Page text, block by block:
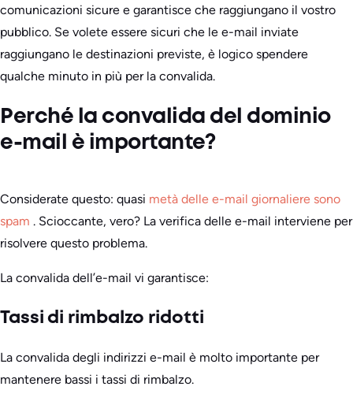
comunicazioni sicure e garantisce che raggiungano il vostro
pubblico. Se volete essere sicuri che le e-mail inviate
raggiungano le destinazioni previste, è logico spendere
qualche minuto in più per la convalida.
Perché la convalida del dominio
e-mail è importante?
Considerate questo: quasi metà delle e-mail giornaliere sono
spam . Scioccante, vero? La verifica delle e-mail interviene per
risolvere questo problema.
La convalida dell’e-mail vi garantisce:
Tassi di rimbalzo ridotti
La convalida degli indirizzi e-mail è molto importante per
mantenere bassi i tassi di rimbalzo.